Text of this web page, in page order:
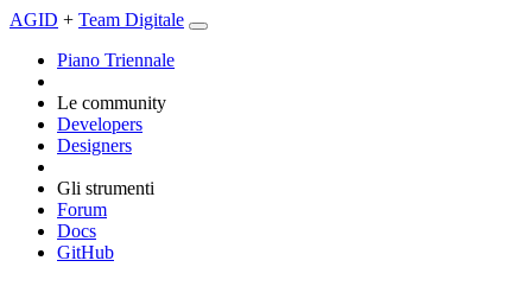
AGID + Team Digitale
Piano Triennale
Le community
Developers
Designers
Gli strumenti
Forum
Docs
GitHub